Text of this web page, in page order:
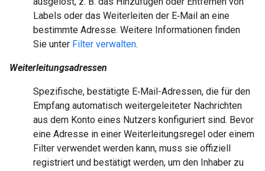
Labels oder das Weiterleiten der E‑Mail an eine
bestimmte Adresse. Weitere Informationen finden
Sie unter Filter verwalten.
Weiterleitungsadressen
Spezifische, bestätigte E‑Mail-Adressen, die für den
Empfang automatisch weitergeleiteter Nachrichten
aus dem Konto eines Nutzers konfiguriert sind. Bevor
eine Adresse in einer Weiterleitungsregel oder einem
Filter verwendet werden kann, muss sie offiziell
registriert und bestätigt werden, um den Inhaber zu